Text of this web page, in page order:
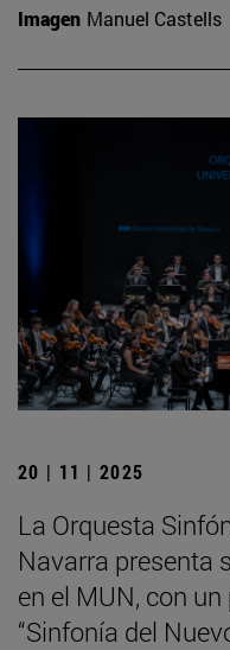
Imagen Manuel Castells
20 | 11 | 2025
La Orquesta
Navarra presenta
en el MUN, con
“Sinfonía del